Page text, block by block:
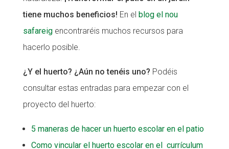
tiene muchos beneficios! En el blog el nou
safareigencontraréis muchos recursos para
hacerlo posible.
¿Y el huerto? ¿Aún no tenéis uno? Podéis
consultar estas entradas para empezar con el
proyecto del huerto:
5 maneras de hacer un huerto escolar en el patio
Como vincular el huerto escolar en el currículum